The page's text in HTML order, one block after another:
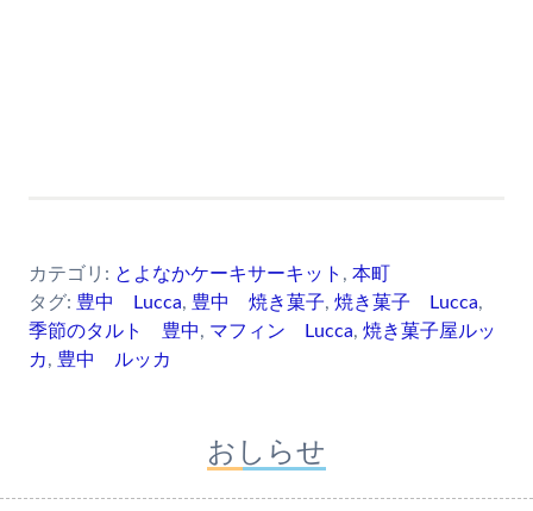
カテゴリ: とよなかケーキサーキット , 本町
タグ: 豊中 Lucca, 豊中 焼き菓子, 焼き菓子 Lucca,
季節のタルト 豊中, マフィン Lucca, 焼き菓子屋ルッ
カ, 豊中 ルッカ
おしらせ